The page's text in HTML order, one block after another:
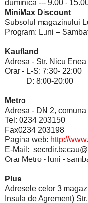
duminica --- 9.00 -
MiniMax Discount
Subsolul magazinului
Program: Luni –
Kaufland
Adresa - Str. Nicu Enea
Orar - L-S: 7:30- 22:00
D: 8:00-20:00
Metro
Adresa - DN 2,
Tel: 0234 203150
Fax0234 203198
Pagina web: http://
E-Mail:
Orar Metro - luni -
Plus
Adresele celor 3
Insula de Agrement)